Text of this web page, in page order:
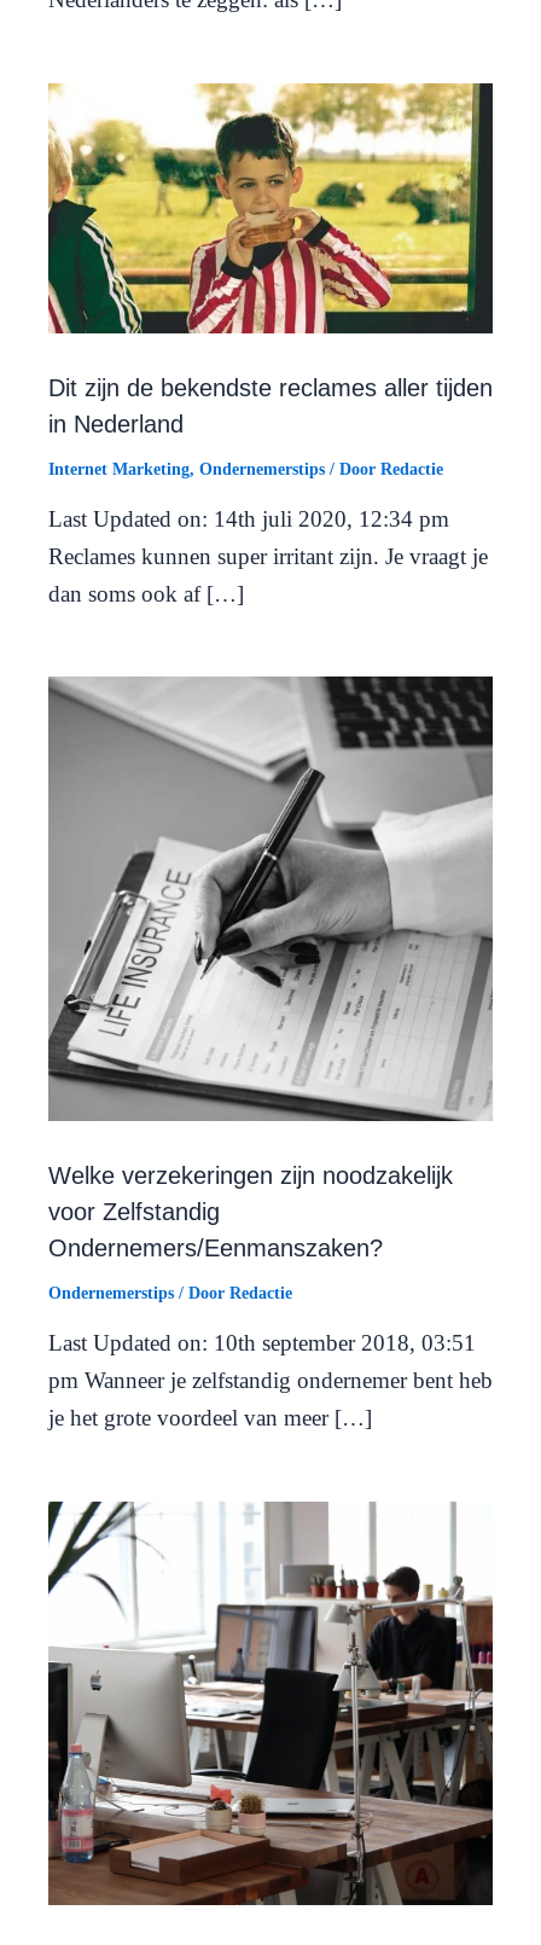
Dit zijn de bekendste reclames aller tijden
in Nederland
Internet Marketing, Ondernemerstips / Door Redactie
Last Updated on: 14th juli 2020, 12:34 pm
Reclames kunnen super irritant zijn. Je vraagt je
dan soms ook af […]
Welke verzekeringen zijn noodzakelijk
voor Zelfstandig
Ondernemers/Eenmanszaken?
Ondernemerstips / Door Redactie
Last Updated on: 10th september 2018, 03:51
pm Wanneer je zelfstandig ondernemer bent heb
je het grote voordeel van meer […]